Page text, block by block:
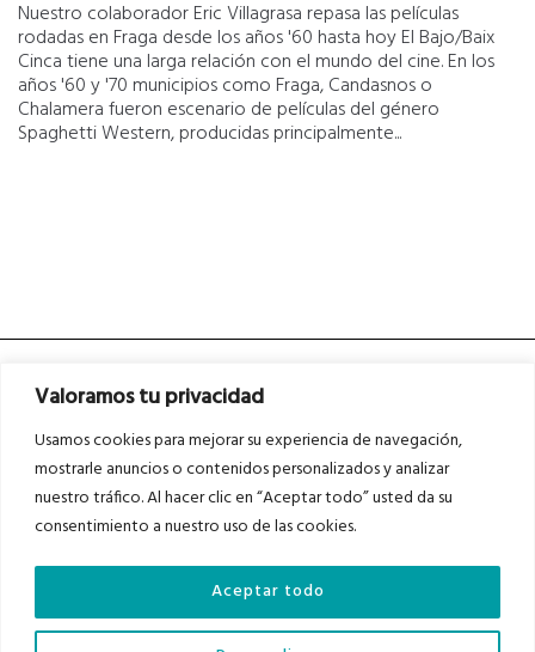
Valoramos tu privacidad
Usamos cookies para mejorar su experiencia de navegación,
mostrarle anuncios o contenidos personalizados y analizar
nuestro tráfico. Al hacer clic en “Aceptar todo” usted da su
consentimiento a nuestro uso de las cookies.
Aceptar todo
Nuestro colaborador Eric Villagrasa repasa las películas
rodadas en Fraga desde los años '60 hasta hoy El Bajo/Baix
Cinca tiene una larga relación con el mundo del cine. En los
años '60 y '70 municipios como Fraga, Candasnos o
Chalamera fueron escenario de películas del género
Spaghetti Western, producidas principalmente...
Asociados a
Auditados por